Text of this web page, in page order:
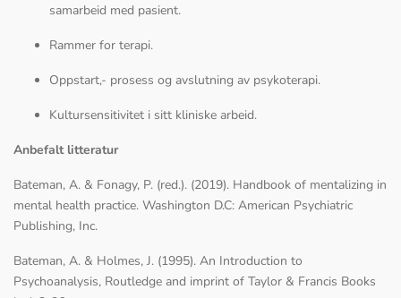
samarbeid med pasient.
Rammer for terapi.
Oppstart,- prosess og avslutning av psykoterapi.
Kultursensitivitet i sitt kliniske arbeid.
Anbefalt litteratur
Bateman, A. & Fonagy, P. (red.). (2019). Handbook of mentalizing in
mental health practice. Washington D.C: American Psychiatric
Publishing, Inc.
Bateman, A. & Holmes, J. (1995). An Introduction to
Psychoanalysis, Routledge and imprint of Taylor & Francis Books